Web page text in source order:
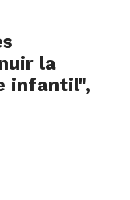
la
infantil",